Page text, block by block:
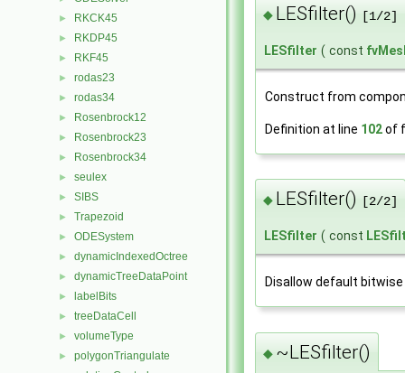
► RKCK45
► RKDP45
► RKF45
► rodas23
► rodas34
► Rosenbrock12
► Rosenbrock23
► Rosenbrock34
► seulex
► SIBS
► Trapezoid
► ODESystem
► dynamicIndexedOctree
► dynamicTreeDataPoint
► labelBits
► treeDataCell
► volumeType
► polygonTriangulate
◆ LESfilter() [1/2]
LESfilter ( const
Construct from
Definition at line 102of
◆ LESfilter() [2/2]
LESfilter ( const
Disallow default
◆ ~LESfilter()